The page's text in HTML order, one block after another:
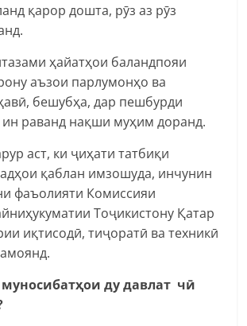
қарор дошта, рӯз аз рӯз
ҳайатҳои баландпояи
аъзои парлумонҳо ва
бешубҳа, дар пешбурди
раванд нақши муҳим доранд.
аст, ки ҷиҳати татбиқи
қаблан имзошуда, инчунин
фаъолияти Комиссияи
Тоҷикистону Қатар
иқтисодӣ, тиҷоратӣ ва техникӣ
ду давлат чӣ